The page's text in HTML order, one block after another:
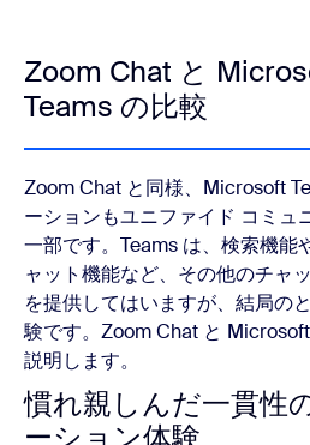
Zoom Chat と
Teams の比較
Zoom Chat と同様、Microsoft
ーションもユニファイド コミュ
一部です。Teams は、検索機能
ャット機能など、その他のチャ
を提供してはいますが、結局の
験です。Zoom Chat と
説明します。
慣れ親しんだ一貫性